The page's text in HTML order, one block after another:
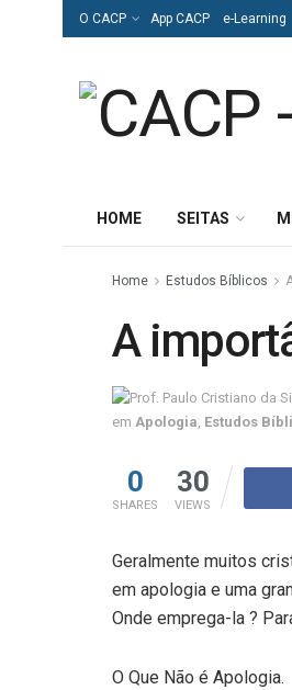
O CACP App CACP e-Learning
HOME SEITAS
Home Estudos Bíblicos
A
em Apologia, Estudos
0
SHARES
30
VIEWS
Geralmente muitos
em apologia e uma
Onde emprega-la ?
O Que Não é Apologia.